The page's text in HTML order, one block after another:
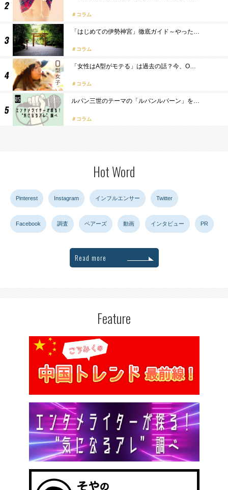
コラム
「はじめての伊勢神宮」徹底ガイド～やった…
コラム
「女性はA型がモテる」は過去の話？今、O…
コラム
ルパン三世のテーマの「ルパンルパーン」を…
コラム
Hot Word
Pinterest Instagram インフルエンサー Twitter
Facebook 調査 ペアーズ 動画 インタビュー PR
Read more
Feature